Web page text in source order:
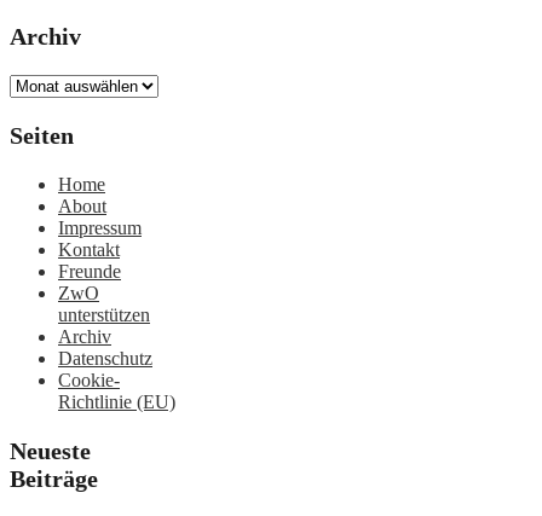
Archiv
Archiv
Seiten
Home
About
Impressum
Kontakt
Freunde
ZwO
unterstützen
Archiv
Datenschutz
Cookie-
Richtlinie (EU)
Neueste
Beiträge